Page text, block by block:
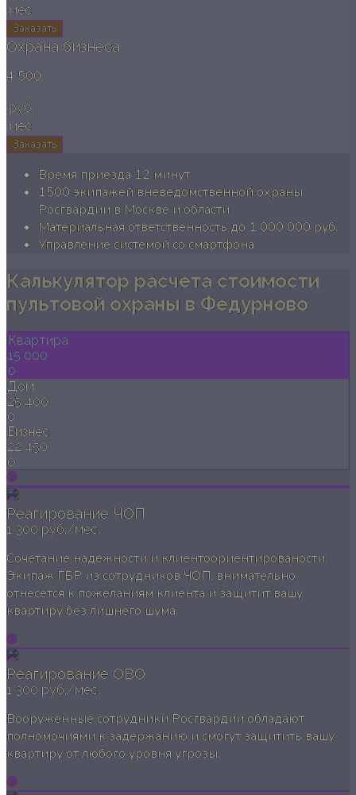
мес
Заказать
Охрана бизнеса
4 500
руб.
мес
Заказать
Время приезда 12 минут
1500 экипажей вневедомственной охраны
Росгвардии в Москве и области
Материальная ответственность до 1 000 000 руб.
Управление системой со смартфона
Калькулятор расчета стоимости
пультовой охраны в Федурново
Квартира
15 000
0
Дом
25 400
0
Бизнес
22 450
0
Реагирование ЧОП
1 300 руб./мес.
Сочетание надежности и клиентоориентированости.
Экипаж ГБР из сотрудников ЧОП, внимательно
отнесется к пожеланиям клиента и защитит вашу
квартиру без лишнего шума.
Реагирование ОВО
1 300 руб./мес.
Вооруженные сотрудники Росгвардии обладают
полномочиями к задержанию и смогут защитить вашу
квартиру от любого уровня угрозы.